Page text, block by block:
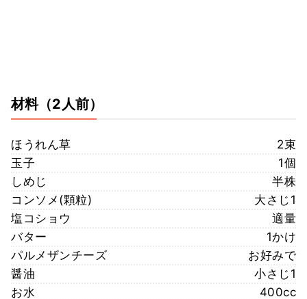
材料（2人前）
ほうれん草
2束
玉子
1個
しめじ
半株
コンソメ(顆粒)
大さじ1
塩コショウ
適量
バター
1かけ
パルメザンチーズ
お好みで
醤油
小さじ1
お水
400cc